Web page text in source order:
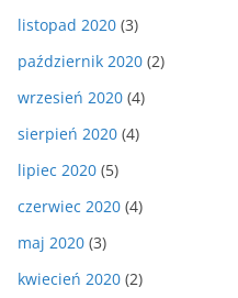
listopad 2020 (3)
październik 2020 (2)
wrzesień 2020 (4)
sierpień 2020 (4)
lipiec 2020 (5)
czerwiec 2020 (4)
maj 2020 (3)
kwiecień 2020 (2)